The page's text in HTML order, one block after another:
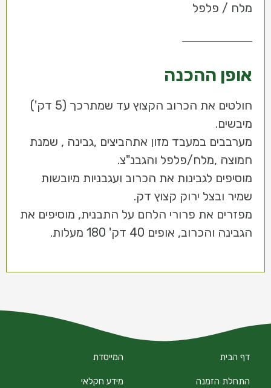
מלח / פלפל
אופן ההכנה
חולטים את הכרוב הקצוץ עד שמתרכך (5 דק')
מיבשים.
מערבבים במעבד מזון אתהביצים ,גבינה , שמנת
חמוצה ,מלח/פלפל והגבנ"צ.
מוסיפים לגבינות את הכרוב ועגבניות מיובשות
שמיר ובצל ירוק קצוץ דק.
מפזרים את פרורי הלחם על התבנית, מוסיפים את
הגבינה והכרוב, אופים 40 דק' 180 מעלות.
דף הבית
התחלת הזמנה
המייסדת
מידע חקלאי